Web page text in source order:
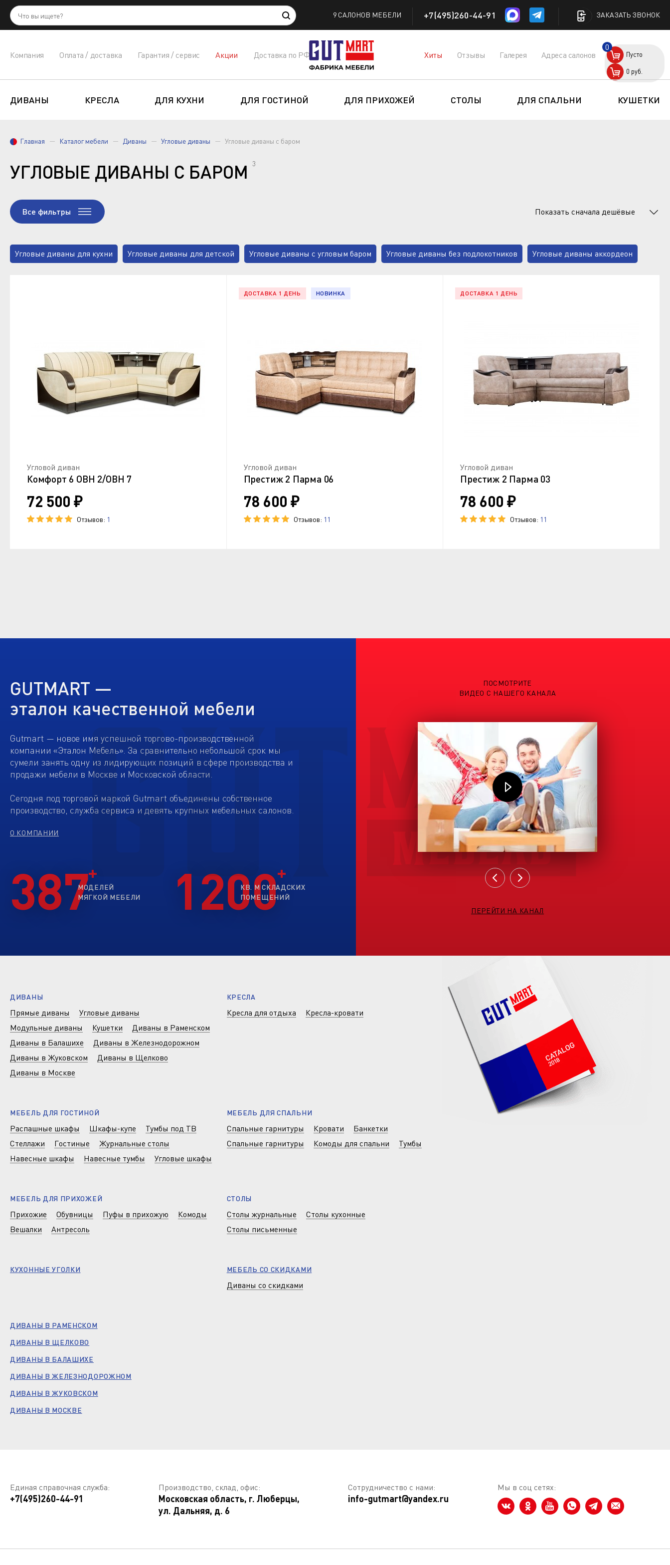
9 САЛОНОВ МЕБЕЛИ +7(495)260-44-91 ЗАКАЗАТЬ ЗВОНОК
Компания Оплата / доставка Гарантия / сервис Акции Доставка по РФ Хиты Отзывы Галерея Адреса салонов Пусто
0
0 руб.
ДИВАНЫ КРЕСЛА ДЛЯ КУХНИ ДЛЯ ГОСТИНОЙ ДЛЯ ПРИХОЖЕЙ СТОЛЫ ДЛЯ СПАЛЬНИ КУШЕТКИ
Главная Каталог мебели Диваны Угловые диваны Угловые диваны с баром
УГЛОВЫЕ ДИВАНЫ С БАРОМ3
Все фильтры Показать сначала дешёвые
Угловые диваны для кухни Угловые диваны для детской Угловые диваны с угловым баром Угловые диваны без подлокотников Угловые диваны аккордеон
Угловой диван
Комфорт 6 ОВН 2/ОВН 7
72 500 ₽
Отзывов: 1
Угловой диван
Престиж 2 Парма 06
78 600 ₽
Отзывов: 11
ДОСТАВКА 1 ДЕНЬ НОВИНКА
Угловой диван
Престиж 2 Парма 03
78 600 ₽
Отзывов: 11
ДОСТАВКА 1 ДЕНЬ
GUTMART —
эталон качественной мебели
Gutmart — новое имя успешной торгово-производственной
компании «Эталон Мебель». За сравнительно небольшой срок мы
сумели занять одну из лидирующих позиций в сфере производства и
продажи мебели в Москве и Московской области.
Сегодня под торговой маркой Gutmart объединены собственное
производство, служба сервиса и девять крупных мебельных салонов.
О КОМПАНИИ
387МОДЕЛЕЙ
МЯГКОЙ МЕБЕЛИ
1200
КВ. М СКЛАДСКИХ
ПОМЕЩЕНИЙ
ПОСМОТРИТЕ
ВИДЕО С НАШЕГО КАНАЛА
ПЕРЕЙТИ НА КАНАЛ
ДИВАНЫ
Прямые диваны
Угловые диваны
Модульные диваны
Кушетки
Диваны в Раменском
Диваны в Балашихе
Диваны в Железнодорожном
Диваны в Жуковском
Диваны в Щелково
Диваны в Москве
КРЕСЛА
Кресла для отдыха Кресла-кровати
МЕБЕЛЬ ДЛЯ ГОСТИНОЙ
Распашные шкафы Шкафы-купе
Тумбы под ТВ
Стеллажи
Гостиные
Журнальные столы
Навесные шкафы
Навесные тумбы Угловые шкафы
МЕБЕЛЬ ДЛЯ СПАЛЬНИ
Спальные гарнитуры Кровати
Банкетки
Спальные гарнитуры
Комоды для спальни Тумбы
МЕБЕЛЬ ДЛЯ ПРИХОЖЕЙ
Прихожие Обувницы Пуфы в прихожую
Комоды
Вешалки
Антресоль
СТОЛЫ
Столы журнальные
Столы кухонные
Столы письменные
КУХОННЫЕ УГОЛКИ МЕБЕЛЬ СО СКИДКАМИ
Диваны со скидками
ДИВАНЫ В РАМЕНСКОМ
ДИВАНЫ В ЩЕЛКОВО
ДИВАНЫ В БАЛАШИХЕ
ДИВАНЫ В ЖЕЛЕЗНОДОРОЖНОМ
ДИВАНЫ В ЖУКОВСКОМ
ДИВАНЫ В МОСКВЕ
Единая справочная служба:
+7(495)260-44-91
Производство, склад, офис:
Московская область, г. Люберцы,
ул. Дальняя, д. 6
Сотрудничество с нами:
info-gutmart@yandex.ru
Мы в соц сетях: